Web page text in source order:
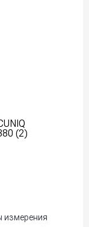
измерения